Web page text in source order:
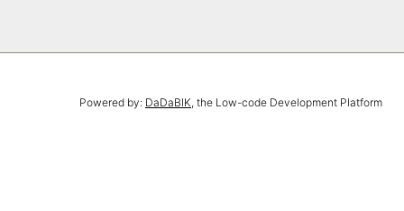
Powered by: DaDaBIK, the Low-code Development Platform